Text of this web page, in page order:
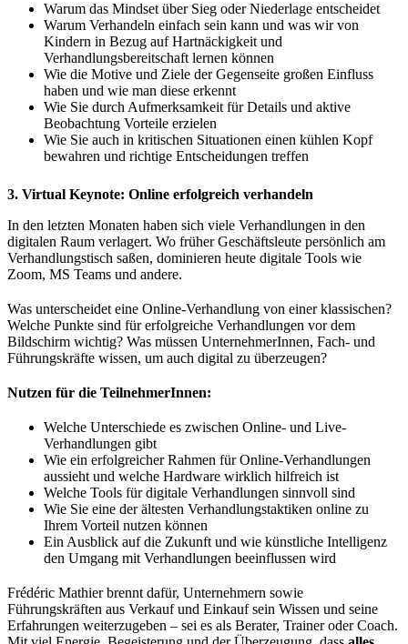
Warum das Mindset über Sieg oder Niederlage entscheidet
Warum Verhandeln einfach sein kann und was wir von
Kindern in Bezug auf Hartnäckigkeit und
Verhandlungsbereitschaft lernen können
Wie die Motive und Ziele der Gegenseite großen Einfluss
haben und wie man diese erkennt
Wie Sie durch Aufmerksamkeit für Details und aktive
Beobachtung Vorteile erzielen
Wie Sie auch in kritischen Situationen einen kühlen Kopf
bewahren und richtige Entscheidungen treffen
3. Virtual Keynote: Online erfolgreich verhandeln
In den letzten Monaten haben sich viele Verhandlungen in den
digitalen Raum verlagert. Wo früher Geschäftsleute persönlich am
Verhandlungstisch saßen, dominieren heute digitale Tools wie
Zoom, MS Teams und andere.
Was unterscheidet eine Online-Verhandlung von einer klassischen?
Welche Punkte sind für erfolgreiche Verhandlungen vor dem
Bildschirm wichtig? Was müssen UnternehmerInnen, Fach- und
Führungskräfte wissen, um auch digital zu überzeugen?
Nutzen für die TeilnehmerInnen:
Welche Unterschiede es zwischen Online- und Live-
Verhandlungen gibt
Wie ein erfolgreicher Rahmen für Online-Verhandlungen
aussieht und welche Hardware wirklich hilfreich ist
Welche Tools für digitale Verhandlungen sinnvoll sind
Wie Sie eine der ältesten Verhandlungstaktiken online zu
Ihrem Vorteil nutzen können
Ein Ausblick auf die Zukunft und wie künstliche Intelligenz
den Umgang mit Verhandlungen beeinflussen wird
Frédéric Mathier brennt dafür, Unternehmern sowie
Führungskräften aus Verkauf und Einkauf sein Wissen und seine
Erfahrungen weiterzugeben – sei es als Berater, Trainer oder Coach.